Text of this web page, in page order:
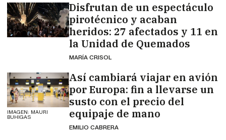
Disfrutan de un espectáculo
pirotécnico y acaban
heridos: 27 afectados y 11 en
la Unidad de Quemados
MARÍA CRISOL
IMAGEN: MAURI
BUHIGAS
Así cambiará viajar en avión
por Europa: fin a llevarse un
susto con el precio del
equipaje de mano
EMILIO CABRERA